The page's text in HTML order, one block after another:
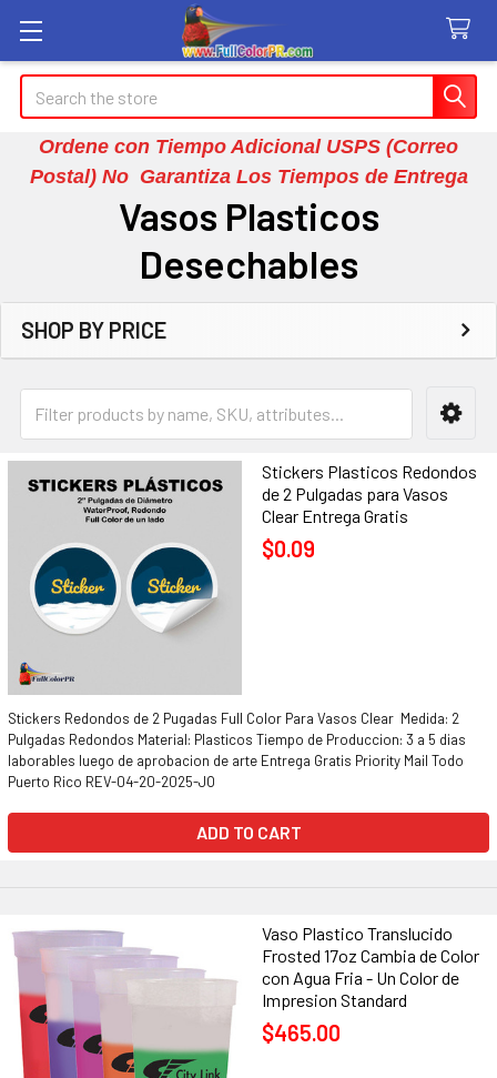
Search
Ordene con Tiempo Adicional USPS (Correo
Postal) No Garantiza Los Tiempos de Entrega
Vasos Plasticos
Desechables
Sidebar
SHOP BY PRICE
Stickers Plasticos Redondos
de 2 Pulgadas para Vasos
Clear Entrega Gratis
$0.09
Stickers Redondos de 2 Pugadas Full Color Para Vasos Clear Medida: 2
Pulgadas Redondos Material: Plasticos Tiempo de Produccion: 3 a 5 dias
laborables luego de aprobacion de arte Entrega Gratis Priority Mail Todo
Puerto Rico REV-04-20-2025-JO
ADD TO CART
Vaso Plastico Translucido
Frosted 17oz Cambia de Color
con Agua Fria - Un Color de
Impresion Standard
$465.00